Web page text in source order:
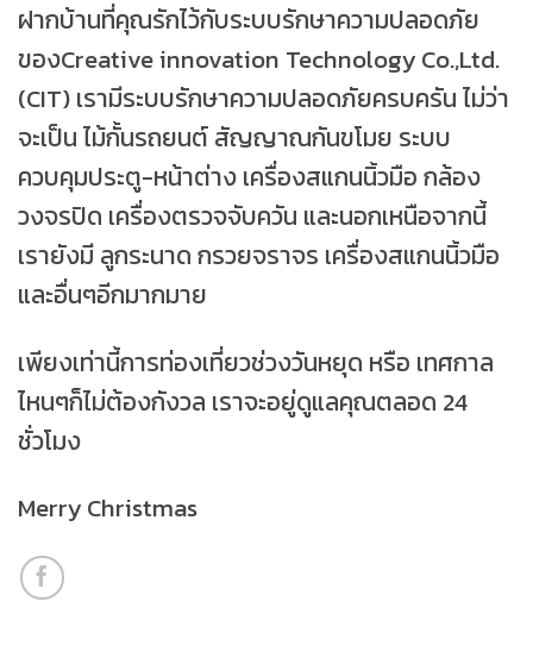
ฝากบ้านที่คุณรักไว้กับระบบรักษาความปลอดภัย
ของCreative innovation Technology Co.,Ltd.
(CIT) เรามีระบบรักษาความปลอดภัยครบครัน ไม่ว่า
จะเป็น ไม้กั้นรถยนต์ สัญญาณกันขโมย ระบบ
ควบคุมประตู-หน้าต่าง เครื่องสแกนนิ้วมือ กล้อง
วงจรปิด เครื่องตรวจจับควัน และนอกเหนือจากนี้
เรายังมี ลูกระนาด กรวยจราจร เครื่องสแกนนิ้วมือ
และอื่นๆอีกมากมาย
เพียงเท่านี้การท่องเที่ยวช่วงวันหยุด หรือ เทศกาล
ไหนๆก็ไม่ต้องกังวล เราจะอยู่ดูแลคุณตลอด 24
ชั่วโมง
Merry Christmas